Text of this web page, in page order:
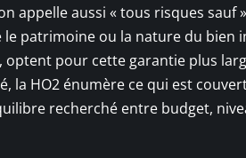
appelle aussi « tous risques sauf
patrimoine ou la nature du bien
pour cette garantie plus
la HO2 énumère ce qui est
recherché entre budget,